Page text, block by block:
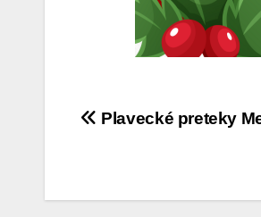
Navigácia
článku
Plavecké preteky